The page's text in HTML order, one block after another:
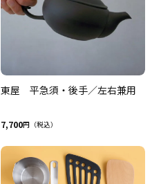
東屋 平急須・後手／左右兼用
7,700円（税込）